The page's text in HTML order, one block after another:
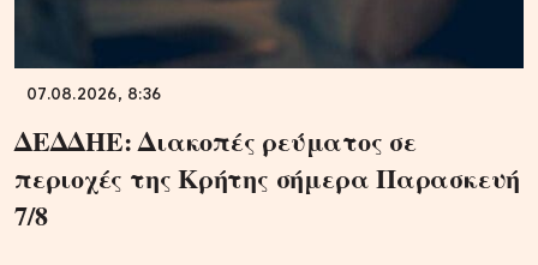
07.08.2026, 8:36
ΔΕΔΔΗΕ: Διακοπές ρεύματος σε
περιοχές της Κρήτης σήμερα Παρασκευή
7/8